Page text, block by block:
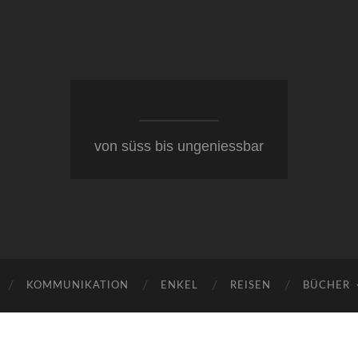
von süss bis ungeniessbar
KOMMUNIKATION ENKEL REISEN BÜCHER